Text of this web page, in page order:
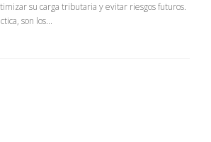
su carga tributaria y evitar riesgos futuros.
son los...